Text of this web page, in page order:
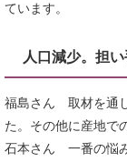
ています。
人口減少。担
福島さん 取材を通
た。その他に産地で
石本さん 一番の悩